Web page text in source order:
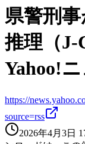
県警刑
推理（J-
Yahoo!
https://
source=rss
2026年4月3日